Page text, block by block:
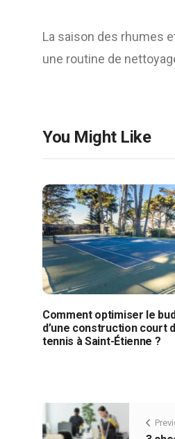
La saison des rhumes
une routine de
You Might Like
Comment optimiser le
d’une construction court
tennis à Saint-Étienne ?